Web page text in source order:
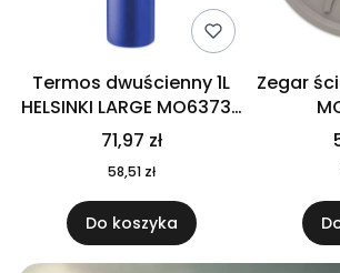
Termos dwuścienny 1L
HELSINKI LARGE MO6373-
04
71,97 zł
58,51 zł
Do koszyka
Zegar